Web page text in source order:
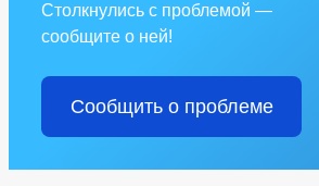
Столкнулись с проблемой —
сообщите о ней!
Сообщить о проблеме